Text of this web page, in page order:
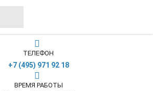
ТЕЛЕФОН
+7 (495) 971 92 18
ВРЕМЯ РАБОТЫ